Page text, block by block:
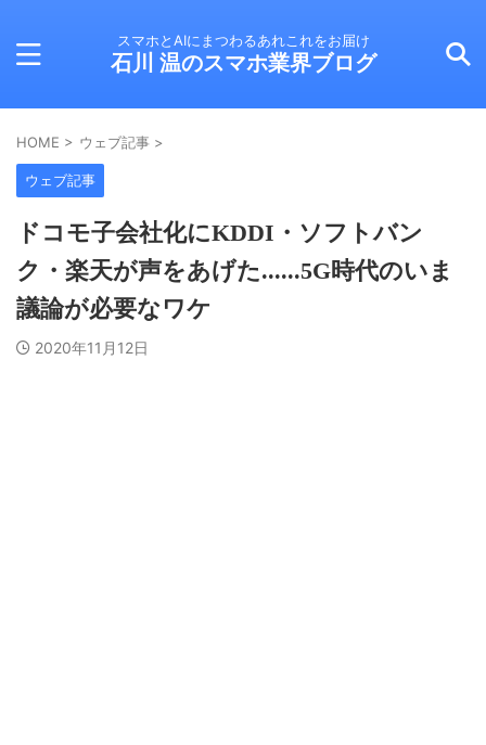
スマホとAIにまつわるあれこれをお届け
石川 温のスマホ業界ブログ
HOME > ウェブ記事 >
ウェブ記事
ドコモ子会社化にKDDI・ソフトバン
ク・楽天が声をあげた......5G時代のいま
議論が必要なワケ
2020年11月12日